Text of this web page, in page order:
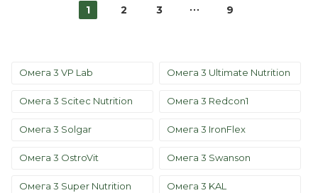
1 2 3 9
Омега 3 VP Lab Омега 3 Ultimate Nutrition
Омега 3 Scitec Nutrition Омега 3 Redcon1
Омега 3 Solgar Омега 3 IronFlex
Омега 3 OstroVit Омега 3 Swanson
Омега 3 Super Nutrition Омега 3 KAL